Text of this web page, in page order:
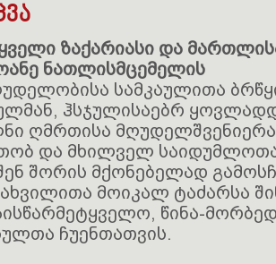
ზაქარიასი და
ნათლისმცემელის
სამკაულითა
ჰსჯულისაებრ
ღმრთისა
და მხილველ
შორის მქონებელად
მოიკალ ტაძარსა
წინა-
ჩუენთათვის.